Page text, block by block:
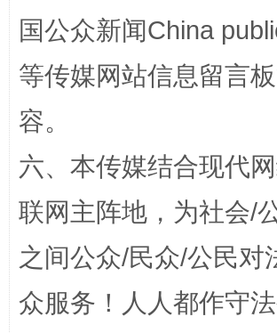
“蜀中异人”王建安的艺术幻境
国公众新闻China
等传媒网站信息留言
容。
六、本传媒结合现代
联网主阵地，为社会/
之间公众/民众/公民
众服务！人人都作守法